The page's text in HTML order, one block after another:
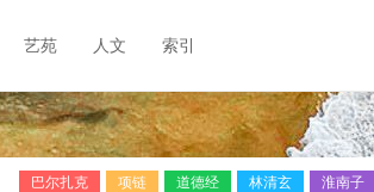
艺苑 人文 索引
巴尔扎克 项链 道德经 林清玄 淮南子